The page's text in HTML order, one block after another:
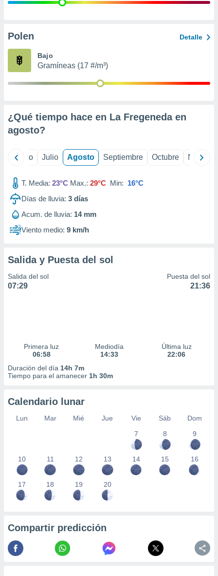
e
publicidad
Polen Detalle
Bajo
Gramíneas (17 #/m³)
¿Qué tiempo hace en La Fregeneda en
agosto?
Junio Julio Agosto Septiembre Octubre
T. Media: 23°C Max.: 29°C Min: 16°C
Días de lluvia: 3 días
Acum. de lluvia: 14 mm
Viento medio: 9 km/h
Salida y Puesta del sol
Salida del sol
07:29
Puesta del sol
21:36
Primera luz
06:58
Mediodía
14:33
Última luz
22:06
Duración del día 14h 7m
Tiempo para el amanecer 1h 30m
Calendario lunar
Lun Mar Mié Jue Vie Sáb
Dom
7
8 9
10 11 12 13 14 15 16
17 18 19 20
Compartir predicción